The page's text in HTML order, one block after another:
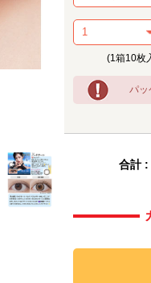
(1箱10枚
パッ
合計 :